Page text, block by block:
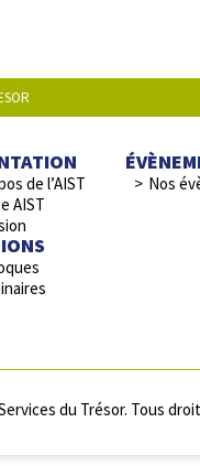
de l’AIST
AIST
Nos
du Trésor. Tous